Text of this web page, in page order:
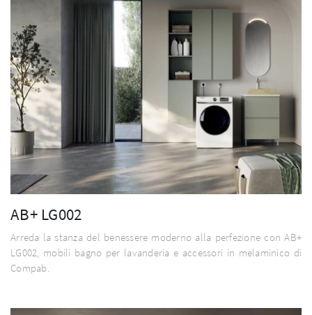
AB+ LG002
Arreda la stanza del benessere moderno alla perfezione con AB+
LG002, mobili bagno per lavanderia e accessori in melaminico di
Compab.